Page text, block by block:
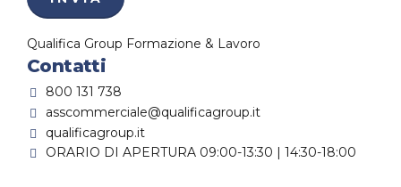
Qualifica Group Formazione & Lavoro
Contatti
800 131 738
asscommerciale@qualificagroup.it
qualificagroup.it
ORARIO DI APERTURA 09:00-13:30 | 14:30-18:00